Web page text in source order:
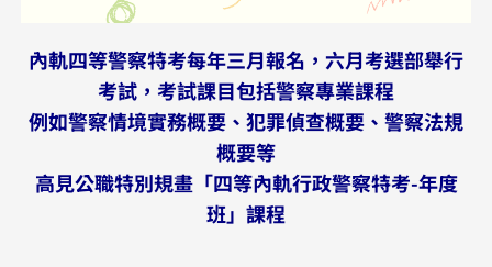
內軌四等警察特考每年三月報名，六月考選部舉行
考試，考試課目包括警察專業課程
例如警察情境實務概要、犯罪偵查概要、警察法規
概要等
高見公職特別規畫「四等內軌行政警察特考-年度
班」課程